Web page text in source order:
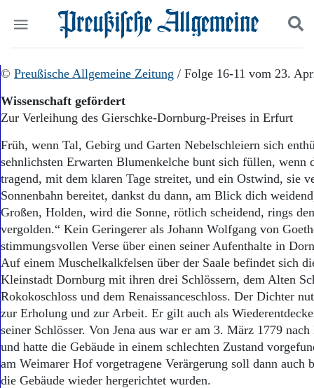
Start
Wer wir sind
Aktuelle Ausgabe
Abonnenten-Login
Abonnent werden
Abo Prämien
Archiv
Politik
Panorama
Leben
Geschichte
Ostpreußen
Pommern
Berlin-Brandenburg
Schlesien
Danzig und Westpreußen
Bücher
Suchen und finden
© Preußische Allgemeine Zeitung / Folge 16-11 vom 23.
Wissenschaft gefördert
Zur Verleihung des Gierschke-Dornburg-Preises in Erfurt
Früh, wenn Tal, Gebirg und Garten Nebelschleiern sich
sehnlichsten Erwarten Blumenkelche bunt sich füllen, wenn
tragend, mit dem klaren Tage streitet, und ein Ostwind, sie
Sonnenbahn bereitet, dankst du dann, am Blick dich
Großen, Holden, wird die Sonne, rötlich scheidend, rings
vergolden.“ Kein Geringerer als Johann Wolfgang von
stimmungsvollen Verse über einen seiner Aufenthalte in
Auf einem Muschelkalkfelsen über der Saale befindet sich
Kleinstadt Dornburg mit ihren drei Schlössern, dem Alten
Rokokoschloss und dem Renaissanceschloss. Der Dichter
zur Erholung und zur Arbeit. Er gilt auch als
seiner Schlösser. Von Jena aus war er am 3. März 1779
und hatte die Gebäude in einem schlechten Zustand
am Weimarer Hof vorgetragene Verärgerung soll dann auch
die Gebäude wieder hergerichtet wurden.